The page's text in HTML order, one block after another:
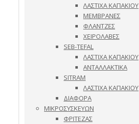
ΛΑΣΤΙΧΑ ΚΑΠΑΚΙΟΥ
ΜΕΜΒΡΑΝΕΣ
ΦΛΑΝΤΖΕΣ
ΧΕΙΡΟΛΑΒΕΣ
SEB-TEFAL
ΛΑΣΤΙΧΑ ΚΑΠΑΚΙΟΥ
ΑΝΤΑΛΛΑΚΤΙΚΑ
SITRAM
ΛΑΣΤΙΧΑ ΚΑΠΑΚΙΟΥ
ΔΙΑΦΟΡΑ
ΜΙΚΡΟΣΥΣΚΕΥΩΝ
ΦΡΙΤΕΖΑΣ